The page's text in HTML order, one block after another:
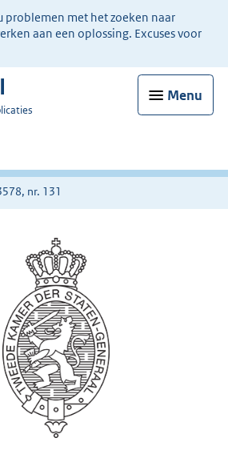
problemen met het zoeken naar
aan een oplossing. Excuses voor
Menu
nr. 131